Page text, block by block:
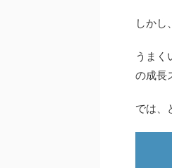
しかし
うまく
の成長
では、